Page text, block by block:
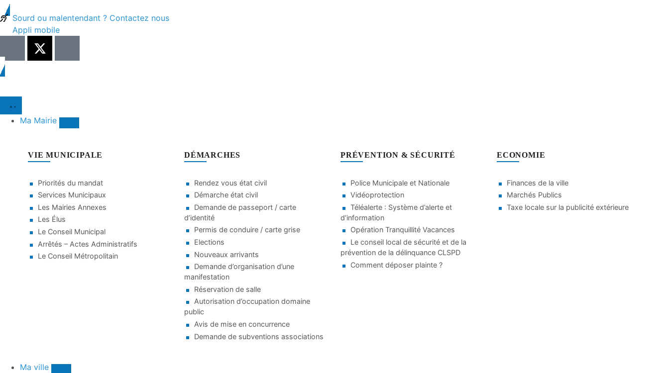
Sourd ou malentendant ? Contactez nous
Appli mobile
Ma Mairie
VIE MUNICIPALE
Priorités du mandat
Services Municipaux
Les Mairies Annexes
Les Élus
Le Conseil Municipal
Arrêtés – Actes Administratifs
Le Conseil Métropolitain
DÉMARCHES
Rendez vous état civil
Démarche état civil
Demande de passeport / carte
d’identité
Permis de conduire / carte grise
Elections
Nouveaux arrivants
Demande d’organisation d’une
manifestation
Réservation de salle
Autorisation d’occupation domaine
public
Avis de mise en concurrence
Demande de subventions associations
PRÉVENTION & SÉCURITÉ
Police Municipale et Nationale
Vidéoprotection
Téléalerte : Système d’alerte et
d’information
Opération Tranquillité Vacances
Le conseil local de sécurité et de la
prévention de la délinquance CLSPD
Comment déposer plainte ?
ECONOMIE
Finances de la ville
Marchés Publics
Taxe locale sur la publicité extérieure
Ma ville